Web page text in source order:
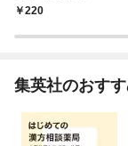
（1）
220
集英社のおす